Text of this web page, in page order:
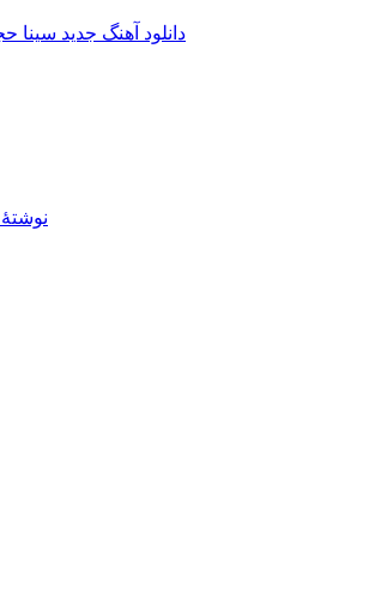
دانلود آهنگ جدید سینا
نوشته‌ٔ